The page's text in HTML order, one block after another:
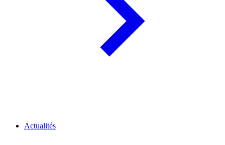
Actualités